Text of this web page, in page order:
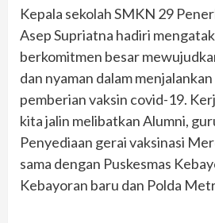
Kepala sekolah SMKN 29
Asep Supriatna hadiri
berkomitmen besar
dan nyaman dalam
pemberian vaksin covid-19.
kita jalin melibatkan Alumni,
Penyediaan gerai vaksinasi
sama dengan Puskesmas
Kebayoran baru dan Polda